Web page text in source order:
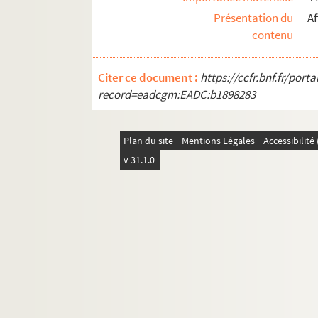
Ms 52. Boîte 52 : Exercices de 1881 à 1882
Ms 53. Boîte 53 : Exercices de 1882 à 1883
Ms 53. Boite 53 Bis : Exercices de 1883 à
Ms 54. Boîte 54 : Exercices de 1884 à 1885
Ms 55. Boîte 55 : Exercices de 1885 à 1886
Ms 56. Boîte 56 Bis : Exercices de 1887 à
Ms 57. Boîte 57 : Exercices de 1888 à 1889
Présentation du
contenu
Citer ce document : https://ccfr.bnf.fr/
record=eadcgm:EADC:b1898283
Plan du site Mentions Légales
v 31.1.0